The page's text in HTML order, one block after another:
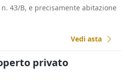
n. 43/B, e precisamente abitazione
Vedi asta
privato